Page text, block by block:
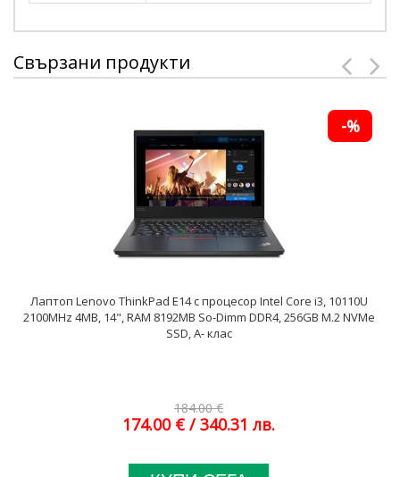
Свързани продукти
Лаптоп Lenovo ThinkPad E14 с процесор Intel Core i3, 10110U
2100MHz 4MB, 14", RAM 8192MB So-Dimm DDR4, 256GB M.2 NVMe
SSD, A- клас
184.00 €
174.00 € / 340.31 лв.
-%